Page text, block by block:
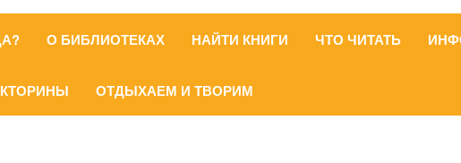
О БИБЛИОТЕКАХ НАЙТИ КНИГИ ЧТО ЧИТАТЬ
ОТДЫХАЕМ И ТВОРИМ